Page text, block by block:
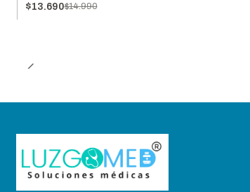
$13.690$14.990